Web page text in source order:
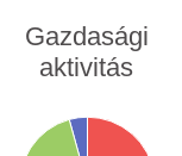
Gazdasági
aktivitás